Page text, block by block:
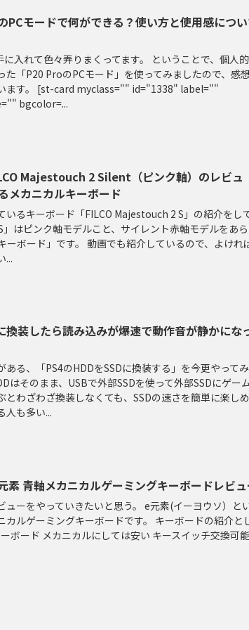
PCモードで何ができる？使い方と使用感につ
入れて色々弄りまくってます。 ということで、個人
た「P20 ProのPCモード」を使ってみましたので、感
ます。 [st-card myclass="" id="1338" label=""
bgcolor=...
Majestouch 2 Silent（ピンク軸）のレビュ
メカニカルキーボード
いるキーボード「FILCO Majestouch 2 S」の紹介をし
」はピンク軸モデルこと、サイレント赤軸モデルをあ
ーボード」です。 動画でも紹介しているので、よけれ
...
換装したら読み込みが爆速で動作音が静かにな
ある、「PS4のHDDをSSDに換装する」を今更やって
はそのまま、USBで外部SSDを使って外部SSDにゲー
とわざわざ換装しなくても、SSDの速さを簡単に楽し
人も多い...
素 青軸メカニカルゲーミングキーボードレビュ
ューをやっていきたいと思う。 e元素(イーヨウソ）と
カルゲーミングキーボードです。 キーボードの紹介と
ボード メカニカルにしては安い キースイッチ交換可